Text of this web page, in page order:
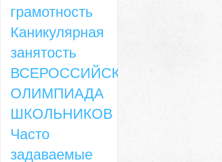
грамотность
Каникулярная
занятость
ВСЕРОССИЙСКАЯ
ОЛИМПИАДА
ШКОЛЬНИКОВ
Часто
задаваемые